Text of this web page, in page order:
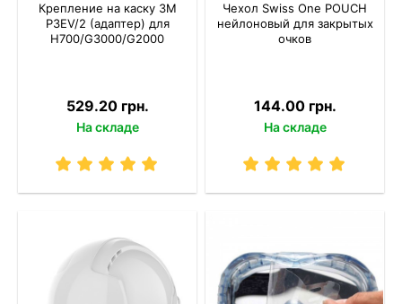
Крепление на каску 3M
P3EV/2 (адаптер) для
Н700/G3000/G2000
529.20 грн.
На складе
Чехол Swiss One POUCH
нейлоновый для закрытых
очков
144.00 грн.
На складе